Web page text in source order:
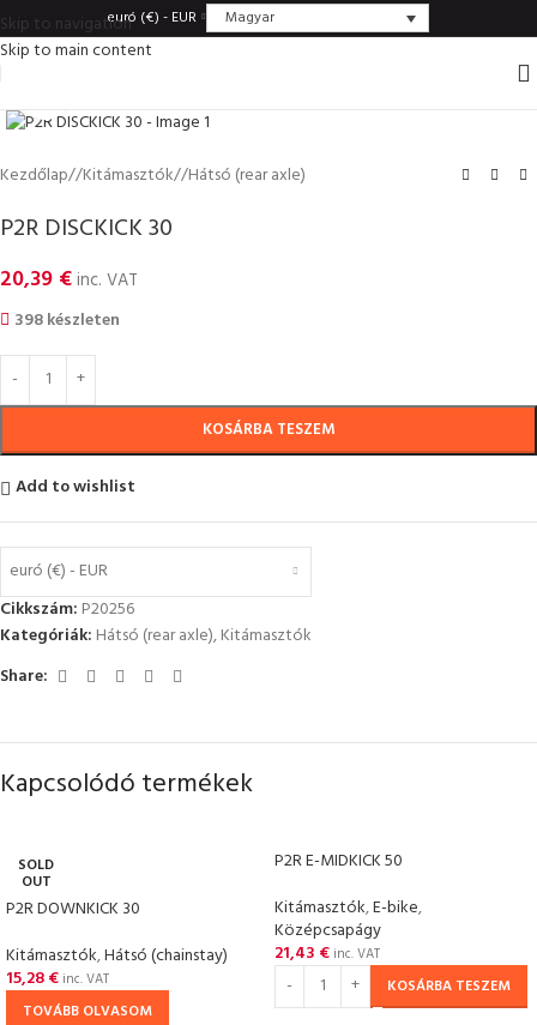
Skip to navigation
Skip to main content
euró (€) - EUR Magyar
Kezdőlap/ Kitámasztók/ Hátsó (rear axle)
P2R DISCKICK 30
20,39 €inc. VAT
398 készleten
KOSÁRBA TESZEM
Add to wishlist
euró (€) - EUR
Cikkszám: P20256
Kategóriák: Hátsó (rear axle),Kitámasztók
Share:
Kapcsolódó termékek
SOLD
OUT
P2R DOWNKICK 30
Kitámasztók,Hátsó (chainstay)
15,28€ inc. VAT
TOVÁBB OLVASOM
P2R E-MIDKICK 50
Kitámasztók,E-bike,
Középcsapágy
21,43 € inc. VAT
KOSÁRBA TESZEM